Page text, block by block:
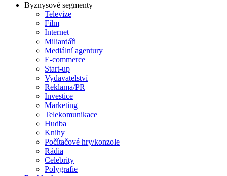
Byznysové segmenty
Televize
Film
Internet
Miliardáři
Mediální agentury
E-commerce
Start-up
Vydavatelství
Reklama/PR
Investice
Marketing
Telekomunikace
Hudba
Knihy
Počítačové hry/konzole
Rádia
Celebrity
Polygrafie